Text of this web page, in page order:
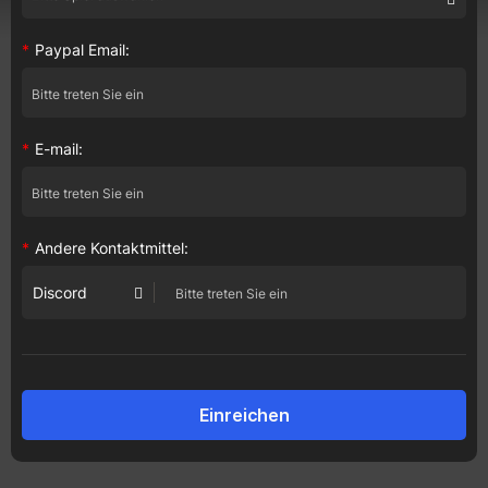
* Paypal Email:
* E-mail:
* Andere Kontaktmittel:
Discord
Einreichen